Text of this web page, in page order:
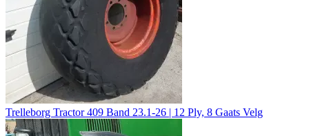
Trelleborg Tractor 409 Band 23.1-26 | 12 Ply, 8 Gaats Velg